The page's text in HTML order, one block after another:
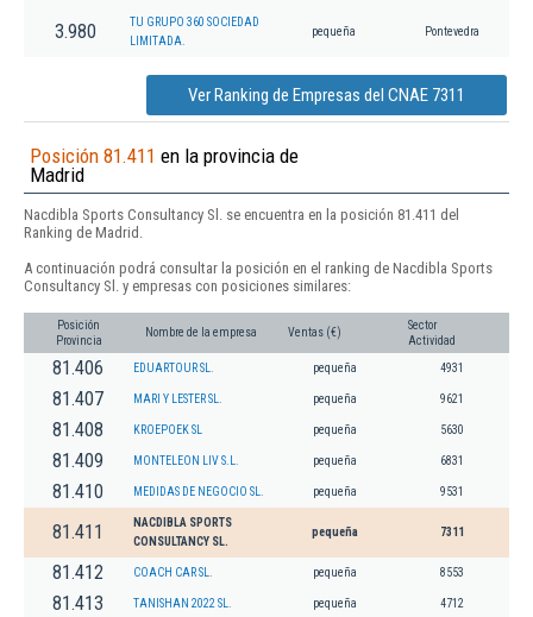
3.980
TU GRUPO 360 SOCIEDAD
LIMITADA.
pequeña Pontevedra
Ver Ranking de Empresas del CNAE 7311
Posición 81.411 en la provincia de
Madrid
Nacdibla Sports Consultancy Sl. se encuentra en la posición 81.411 del
Ranking de Madrid.
A continuación podrá consultar la posición en el ranking de Nacdibla Sports
Consultancy Sl. y empresas con posiciones similares:
Posición
Provincia
Nombre de la empresa Ventas (€)
Sector
Actividad
81.406 EDUARTOUR SL. pequeña 4931
81.407 MARI Y LESTER SL. pequeña 9621
81.408 KROEPOEK SL pequeña 5630
81.409 MONTELEON LIV S.L. pequeña 6831
81.410 MEDIDAS DE NEGOCIO SL. pequeña 9531
81.411
NACDIBLA SPORTS
CONSULTANCY SL.
pequeña 7311
81.412 COACH CAR SL. pequeña 8553
81.413 TANISHAN 2022 SL. pequeña 4712